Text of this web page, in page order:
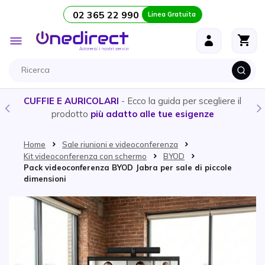
Salta al contenuto 02 365 22 990 Linea Gratuita
Toggle
Nav
CUFFIE E AURICOLARI - Ecco la guida per scegliere il
prodotto più adatto alle tue esigenze
Home
Sale riunioni e videoconferenza
Kit videoconferenza con schermo
BYOD
Pack videoconferenza BYOD Jabra per sale di piccole
dimensioni
Vai alla fine della galleria di immagini